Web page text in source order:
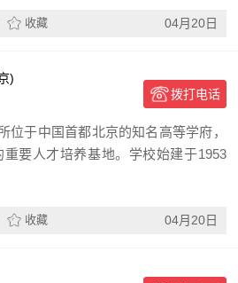
收藏 04月20日
)
拨打电话
位于中国首都北京的知名高等学府，
要人才培养基地。学校始建于1953
收藏 04月20日